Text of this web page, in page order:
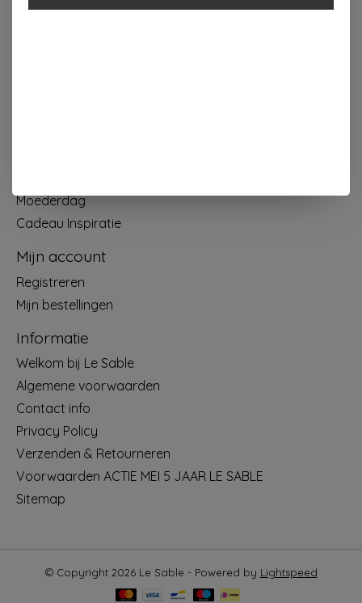
Moederdag
Cadeau Inspiratie
Mijn account
Registreren
Mijn bestellingen
Informatie
Welkom bij Le Sable
Algemene voorwaarden
Contact info
Privacy Policy
Verzenden & Retourneren
Voorwaarden ACTIE MEI 5 JAAR LE SABLE
Sitemap
© Copyright 2026 Le Sable - Powered by Lightspeed